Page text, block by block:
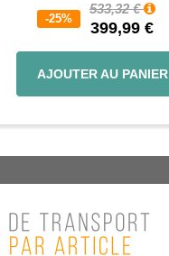
-25%
533,32 €
399,99 €
AJOUTER AU PANIER